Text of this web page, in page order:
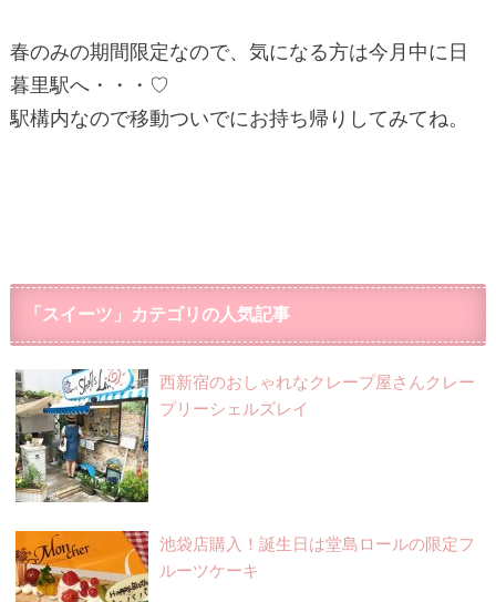
春のみの期間限定なので、気になる方は今月中に日
暮里駅へ・・・♡
駅構内なので移動ついでにお持ち帰りしてみてね。
「スイーツ」カテゴリの人気記事
西新宿のおしゃれなクレープ屋さんクレー
プリーシェルズレイ
池袋店購入！誕生日は堂島ロールの限定フ
ルーツケーキ